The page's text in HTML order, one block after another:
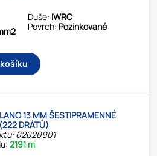
Duše: IWRC
Povrch: Pozinkované
13 MM ŠESTIPRAMENNÉ
DRÁTŮ)
02020901
2191 m